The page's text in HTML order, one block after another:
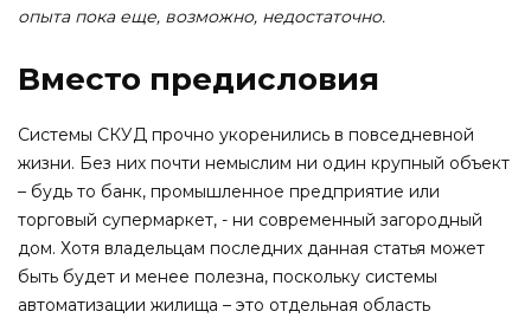
опыта пока еще, возможно, недостаточно.
Вместо предисловия
Системы СКУД прочно укоренились в повседневной
жизни. Без них почти немыслим ни один крупный объект
– будь то банк, промышленное предприятие или
торговый супермаркет, - ни современный загородный
дом. Хотя владельцам последних данная статья может
быть будет и менее полезна, поскольку системы
автоматизации жилища – это отдельная область